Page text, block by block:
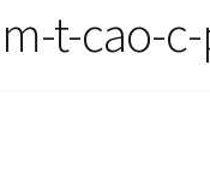
t-cao-